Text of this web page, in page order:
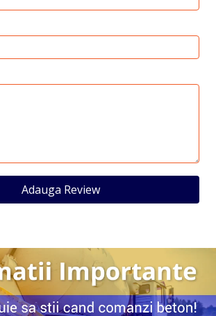
Adauga Review